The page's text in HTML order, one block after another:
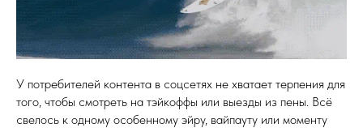
У потребителей контента в соцсетях не хватает терпения для
того, чтобы смотреть на тэйкоффы или выезды из пены. Всё
свелось к одному особенному эйру, вайпауту или моменту